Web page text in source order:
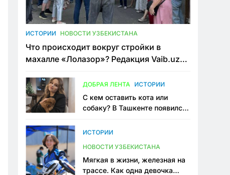
ИСТОРИИ НОВОСТИ УЗБЕКИСТАНА
Что происходит вокруг стройки в
махалле «Лолазор»? Редакция Vaib.uz
конфликта
ДОБРАЯ ЛЕНТА ИСТОРИИ
С кем оставить кота или
собаку? В Ташкенте появился
ИСТОРИИ
НОВОСТИ УЗБЕКИСТАНА
Мягкая в жизни, железная на
трассе. Как одна девочка